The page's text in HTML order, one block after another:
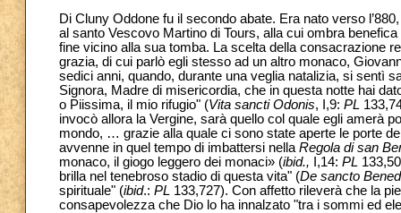
Di Cluny Oddone fu il secondo abate. Era nato verso
al santo Vescovo Martino di Tours, alla cui ombra
fine vicino alla sua tomba. La scelta della consacrazione
grazia, di cui parlò egli stesso ad un altro monaco,
sedici anni, quando, durante una veglia natalizia, si sentì
Signora, Madre di misericordia, che in questa notte hai
o Piissima, il mio rifugio" (Vita sancti Odonis, I,9: PL
invocò allora la Vergine, sarà quello col quale egli amerà
mondo, … grazie alla quale ci sono state aperte le porte
avvenne in quel tempo di imbattersi nella Regola di san
monaco, il giogo leggero dei monaci» (ibid., I,14: PL
brilla nel tenebroso stadio di questa vita" (De sancto
spirituale" (ibid.: PL 133,727). Con affetto rileverà che la
consapevolezza che Dio lo ha innalzato "tra i sommi ed